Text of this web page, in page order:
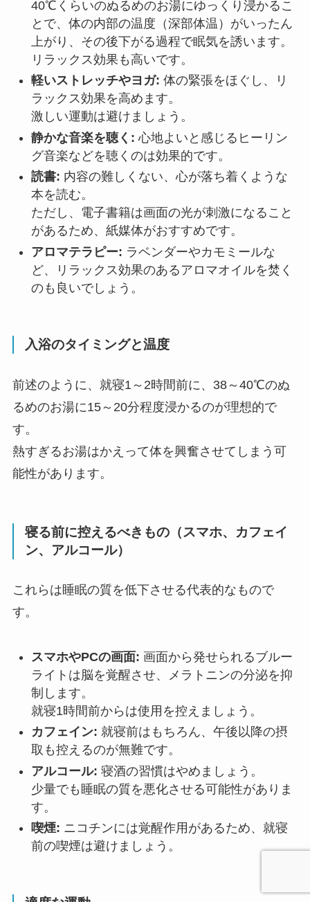
40℃くらいのぬるめのお湯にゆっくり浸かるこ
とで、体の内部の温度（深部体温）がいったん
上がり、その後下がる過程で眠気を誘います。
リラックス効果も高いです。
軽いストレッチやヨガ: 体の緊張をほぐし、リ
ラックス効果を高めます。
激しい運動は避けましょう。
静かな音楽を聴く: 心地よいと感じるヒーリン
グ音楽などを聴くのは効果的です。
読書: 内容の難しくない、心が落ち着くような
本を読む。
ただし、電子書籍は画面の光が刺激になること
があるため、紙媒体がおすすめです。
アロマテラピー: ラベンダーやカモミールな
ど、リラックス効果のあるアロマオイルを焚く
のも良いでしょう。
入浴のタイミングと温度
前述のように、就寝1～2時間前に、38～40℃のぬ
るめのお湯に15～20分程度浸かるのが理想的で
す。
熱すぎるお湯はかえって体を興奮させてしまう可
能性があります。
寝る前に控えるべきもの（スマホ、カフェイ
ン、アルコール）
これらは睡眠の質を低下させる代表的なもので
す。
スマホやPCの画面: 画面から発せられるブルー
ライトは脳を覚醒させ、メラトニンの分泌を抑
制します。
就寝1時間前からは使用を控えましょう。
カフェイン: 就寝前はもちろん、午後以降の摂
取も控えるのが無難です。
アルコール: 寝酒の習慣はやめましょう。
少量でも睡眠の質を悪化させる可能性がありま
す。
喫煙: ニコチンには覚醒作用があるため、就寝
前の喫煙は避けましょう。